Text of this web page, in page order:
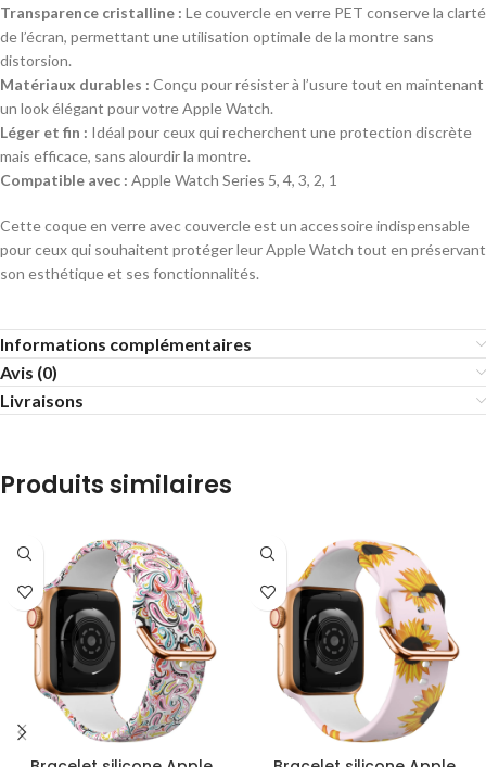
Transparence cristalline : Le couvercle en verre PET conserve la clarté
de l’écran, permettant une utilisation optimale de la montre sans
distorsion.
Matériaux durables : Conçu pour résister à l’usure tout en maintenant
un look élégant pour votre Apple Watch.
Léger et fin : Idéal pour ceux qui recherchent une protection discrète
mais efficace, sans alourdir la montre.
Compatible avec : Apple Watch Series 5, 4, 3, 2, 1
Cette coque en verre avec couvercle est un accessoire indispensable
pour ceux qui souhaitent protéger leur Apple Watch tout en préservant
son esthétique et ses fonctionnalités.
Informations complémentaires
Avis (0)
Livraisons
Produits similaires